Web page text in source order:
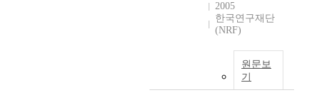
2005
한국연구재단
(NRF)
원문보
기